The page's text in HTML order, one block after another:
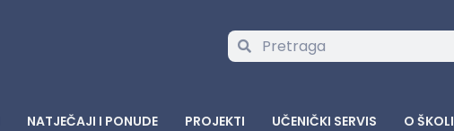
NATJEČAJI I PONUDE PROJEKTI UČENIČKI SERVIS O ŠKOLI